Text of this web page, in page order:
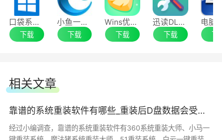
6.检测并续传上次未下载完的任务;
7.可以重选系统，重选系统时，将上次的下载
8.下载过程中软件会自动检测网络状况，网络
如果有闪断或中断会自动重新连接;
接使用迅雷下载媲美;
口袋系统WinToGo
下载
小鱼一键重装系统工具
下载
Wins优化清理大师
下载
迅读DLL修复工具
下载 下
相关文章
靠谱的系统重装软件有哪些_重装后D盘数据会受影响吗
经过小编调查，靠谱的系统重装软件有360系统重装大师、小马一